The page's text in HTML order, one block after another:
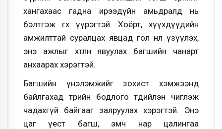
хангахаас гадна ирээдүйн амьдралд нь
бэлтгэж өгөх үүрэгтэй. Хоёрт, хүүхдүүдийн
амжилттай суралцах явцад гол нөлөө үзүүлэх,
энэ ажлыг хөтлөн явуулах багшийн чанарт
анхаарах хэрэгтэй.
Багшийн үнэлэмжийг зохист хэмжээнд
байлгахад төрийн бодлого төдийлэн чиглэж
чадахгүй байгааг залруулах хэрэгтэй. Энэ
цаг үест багш, эмч нар цалингаа